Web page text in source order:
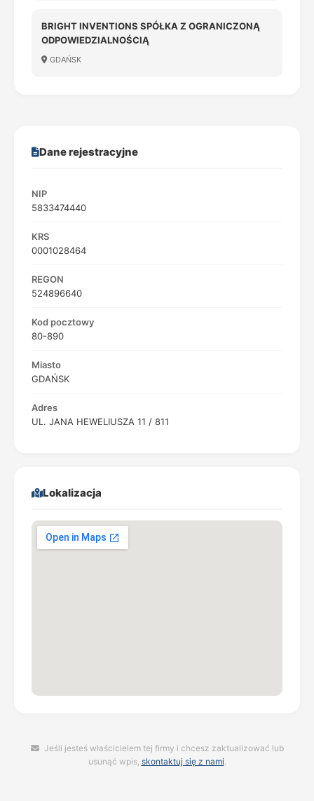
BRIGHT INVENTIONS SPÓŁKA Z OGRANICZONĄ
ODPOWIEDZIALNOŚCIĄ
GDAŃSK
Dane rejestracyjne
NIP
5833474440
KRS
0001028464
REGON
524896640
Kod pocztowy
80-890
Miasto
GDAŃSK
Adres
UL. JANA HEWELIUSZA 11 / 811
Lokalizacja
Jeśli jesteś właścicielem tej firmy i chcesz zaktualizować lub
usunąć wpis, skontaktuj się z nami.